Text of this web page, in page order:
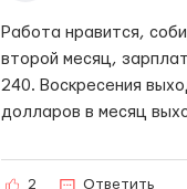
Работа нравится,
второй месяц,
240. Воскресения
долларов в месяц
2 Ответить